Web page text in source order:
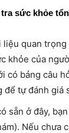
sức khỏe
liệu quan
khỏe của
có bảng câu
để tự đánh giá
sẵn ở đây,
Nếu chưa